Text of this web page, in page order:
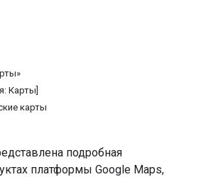
Карты]
карты
​​подробная
платформы Google Maps,